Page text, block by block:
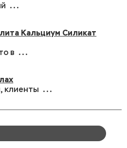
...
Кальциум Силикат
в ...
клиенты ...